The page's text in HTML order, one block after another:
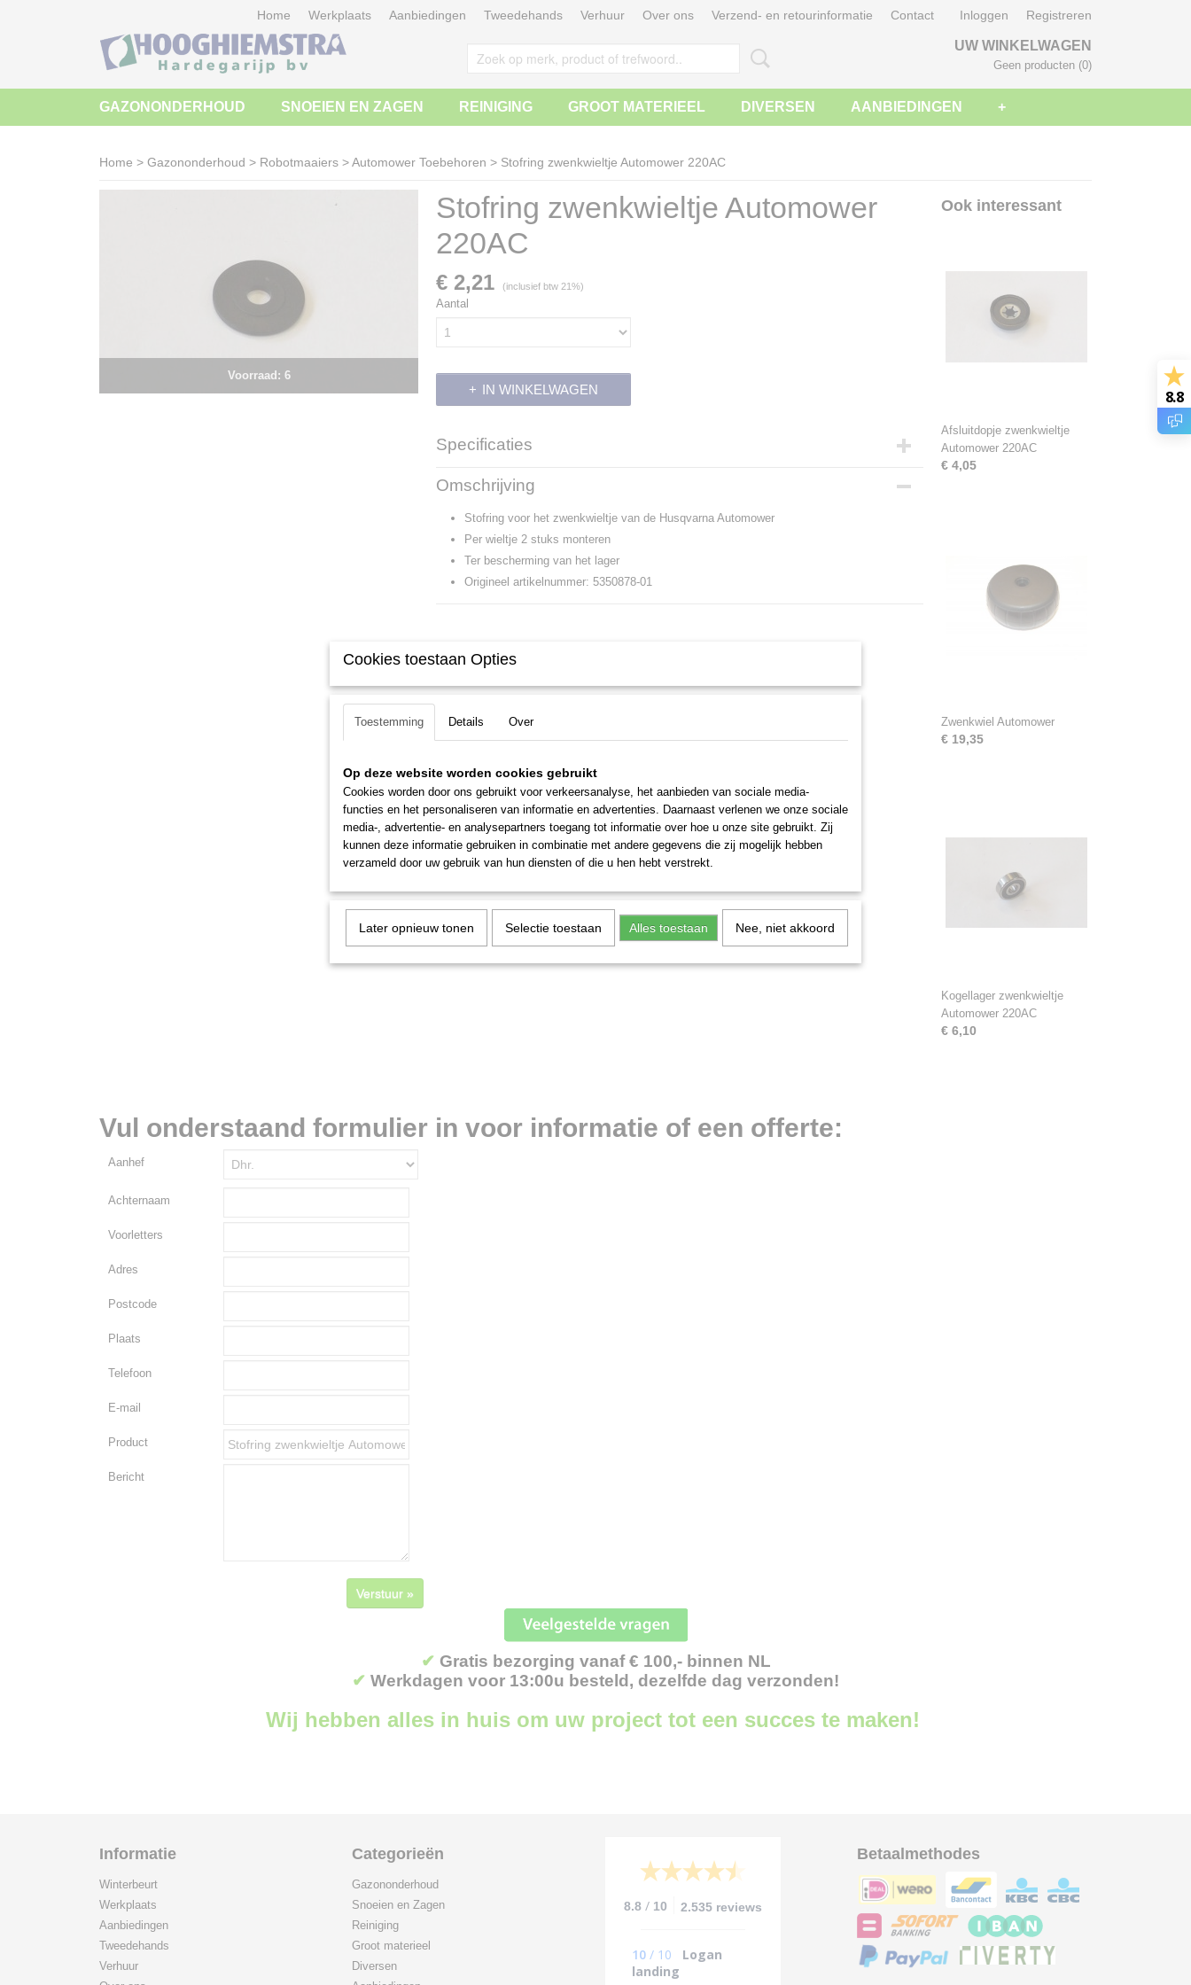
Home Werkplaats Aanbiedingen Tweedehands Verhuur Over ons Verzend- en retourinformatie Contact Inloggen Registreren
UW WINKELWAGEN
Geen producten (0)
GAZONONDERHOUD SNOEIEN EN ZAGEN REINIGING GROOT MATERIEEL DIVERSEN AANBIEDINGEN +
Home > Gazononderhoud > Robotmaaiers >Automower Toebehoren > Stofring zwenkwieltje Automower 220AC
Voorraad: 6
Stofring zwenkwieltje Automower
220AC
€ 2,21 (inclusief btw 21%)
Aantal
IN WINKELWAGEN
Specificaties
Productcode
Productcode leverancier
Omschrijving
Stofring voor het zwenkwieltje van de Husqvarna Automower
Per wieltje 2 stuks monteren
Ter bescherming van het lager
Origineel artikelnummer: 5350878-01
Ook interessant
Afsluitdopje zwenkwieltje
Automower 220AC
€ 4,05
Zwenkwiel Automower
€ 19,35
Kogellager zwenkwieltje
Automower 220AC
€ 6,10
Vul onderstaand formulier in voor informatie of een offerte:
Aanhef
Achternaam
Voorletters
Adres
Postcode
Plaats
Telefoon
E-mail
Product
Bericht
Verstuur »
✔ Gratis bezorging vanaf € 100,- binnen NL
✔ Werkdagen voor 13:00u besteld, dezelfde dag verzonden!
Wij hebben alles in huis om uw project tot een succes te maken!
Informatie
Winterbeurt
Werkplaats
Aanbiedingen
Tweedehands
Verhuur
Categorieën
Gazononderhoud
Snoeien en Zagen
Reiniging
Groot materieel
Diversen
8.8 / 10 2.535 reviews
10 / 10
Logan
landing
8.8
Betaalmethodes
Cookies toestaan Opties
Toestemming Details Over
Op deze website worden cookies gebruikt
Cookies worden door ons gebruikt voor verkeersanalyse, het aanbieden van sociale media-
functies en het personaliseren van informatie en advertenties. Daarnaast verlenen we onze sociale
media-, advertentie- en analysepartners toegang tot informatie over hoe u onze site gebruikt. Zij
kunnen deze informatie gebruiken in combinatie met andere gegevens die zij mogelijk hebben
verzameld door uw gebruik van hun diensten of die u hen hebt verstrekt.
Later opnieuw tonen Selectie toestaan Alles toestaan Nee, niet akkoord